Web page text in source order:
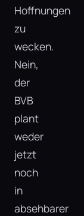
Hoffnungen
zu
wecken.
Nein,
der
BVB
plant
weder
jetzt
noch
in
absehbarer